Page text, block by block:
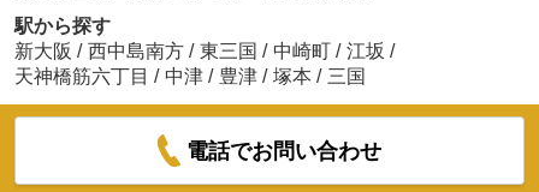
駅から探す
新大阪 / 西中島南方 / 東三国 / 中崎町 / 江坂 /
天神橋筋六丁目 / 中津 / 豊津 / 塚本 / 三国
電話でお問い合わせ